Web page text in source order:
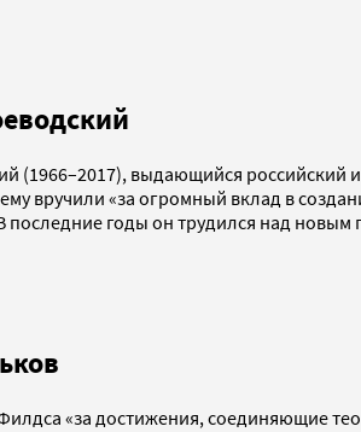
(1966–2017), выдающийся российский
ему вручили «за огромный вклад в
последние годы он трудился над
«за достижения, соединяющие